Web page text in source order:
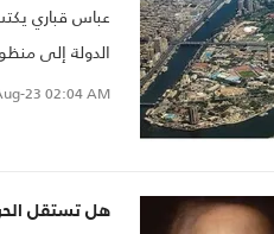
عباس قباري
الدولة إلى
2302:04 AM
هل تستقل